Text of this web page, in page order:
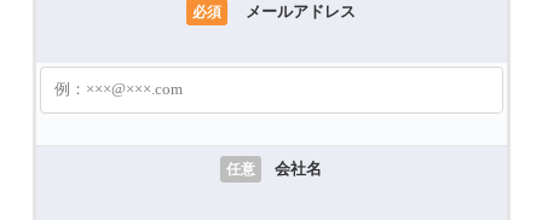
必須 メールアドレス
任意 会社名